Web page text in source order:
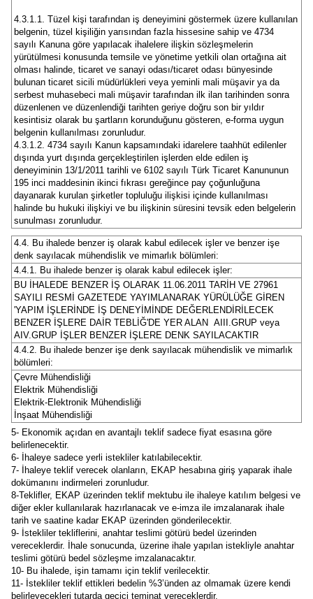
4.3.1.1. Tüzel kişi tarafından iş deneyimini göstermek üzere kullanılan
belgenin, tüzel kişiliğin yarısından fazla hissesine sahip ve 4734
sayılı Kanuna göre yapılacak ihalelere ilişkin sözleşmelerin
yürütülmesi konusunda temsile ve yönetime yetkili olan ortağına ait
olması halinde, ticaret ve sanayi odası/ticaret odası bünyesinde
bulunan ticaret sicili müdürlükleri veya yeminli mali müşavir ya da
serbest muhasebeci mali müşavir tarafından ilk ilan tarihinden sonra
düzenlenen ve düzenlendiği tarihten geriye doğru son bir yıldır
kesintisiz olarak bu şartların korunduğunu gösteren, e-forma uygun
belgenin kullanılması zorunludur.
4.3.1.2. 4734 sayılı Kanun kapsamındaki idarelere taahhüt edilenler
dışında yurt dışında gerçekleştirilen işlerden elde edilen iş
deneyiminin 13/1/2011 tarihli ve 6102 sayılı Türk Ticaret Kanununun
195 inci maddesinin ikinci fıkrası gereğince pay çoğunluğuna
dayanarak kurulan şirketler topluluğu ilişkisi içinde kullanılması
halinde bu hukuki ilişkiyi ve bu ilişkinin süresini tevsik eden belgelerin
sunulması zorunludur.
4.4. Bu ihalede benzer iş olarak kabul edilecek işler ve benzer işe
denk sayılacak mühendislik ve mimarlık bölümleri:
4.4.1. Bu ihalede benzer iş olarak kabul edilecek işler:
BU İHALEDE BENZER İŞ OLARAK 11.06.2011 TARİH VE 27961
SAYILI RESMİ GAZETEDE YAYIMLANARAK YÜRÜLÜĞE GİREN
'YAPIM İŞLERİNDE İŞ DENEYİMİNDE DEĞERLENDİRİLECEK
BENZER İŞLERE DAİR TEBLİĞ'DE YER ALAN AIII.GRUP veya
AIV.GRUP İŞLER BENZER İŞLERE DENK SAYILACAKTIR
4.4.2. Bu ihalede benzer işe denk sayılacak mühendislik ve mimarlık
bölümleri:
Çevre Mühendisliği
Elektrik Mühendisliği
Elektrik-Elektronik Mühendisliği
İnşaat Mühendisliği
5- Ekonomik açıdan en avantajlı teklif sadece fiyat esasına göre
belirlenecektir.
6- İhaleye sadece yerli istekliler katılabilecektir.
7- İhaleye teklif verecek olanların, EKAP hesabına giriş yaparak ihale
dokümanını indirmeleri zorunludur.
8-Teklifler, EKAP üzerinden teklif mektubu ile ihaleye katılım belgesi ve
diğer ekler kullanılarak hazırlanacak ve e-imza ile imzalanarak ihale
tarih ve saatine kadar EKAP üzerinden gönderilecektir.
9- İstekliler tekliflerini, anahtar teslimi götürü bedel üzerinden
vereceklerdir. İhale sonucunda, üzerine ihale yapılan istekliyle anahtar
teslimi götürü bedel sözleşme imzalanacaktır.
10- Bu ihalede, işin tamamı için teklif verilecektir.
11- İstekliler teklif ettikleri bedelin %3’ünden az olmamak üzere kendi
belirleyecekleri tutarda geçici teminat vereceklerdir.